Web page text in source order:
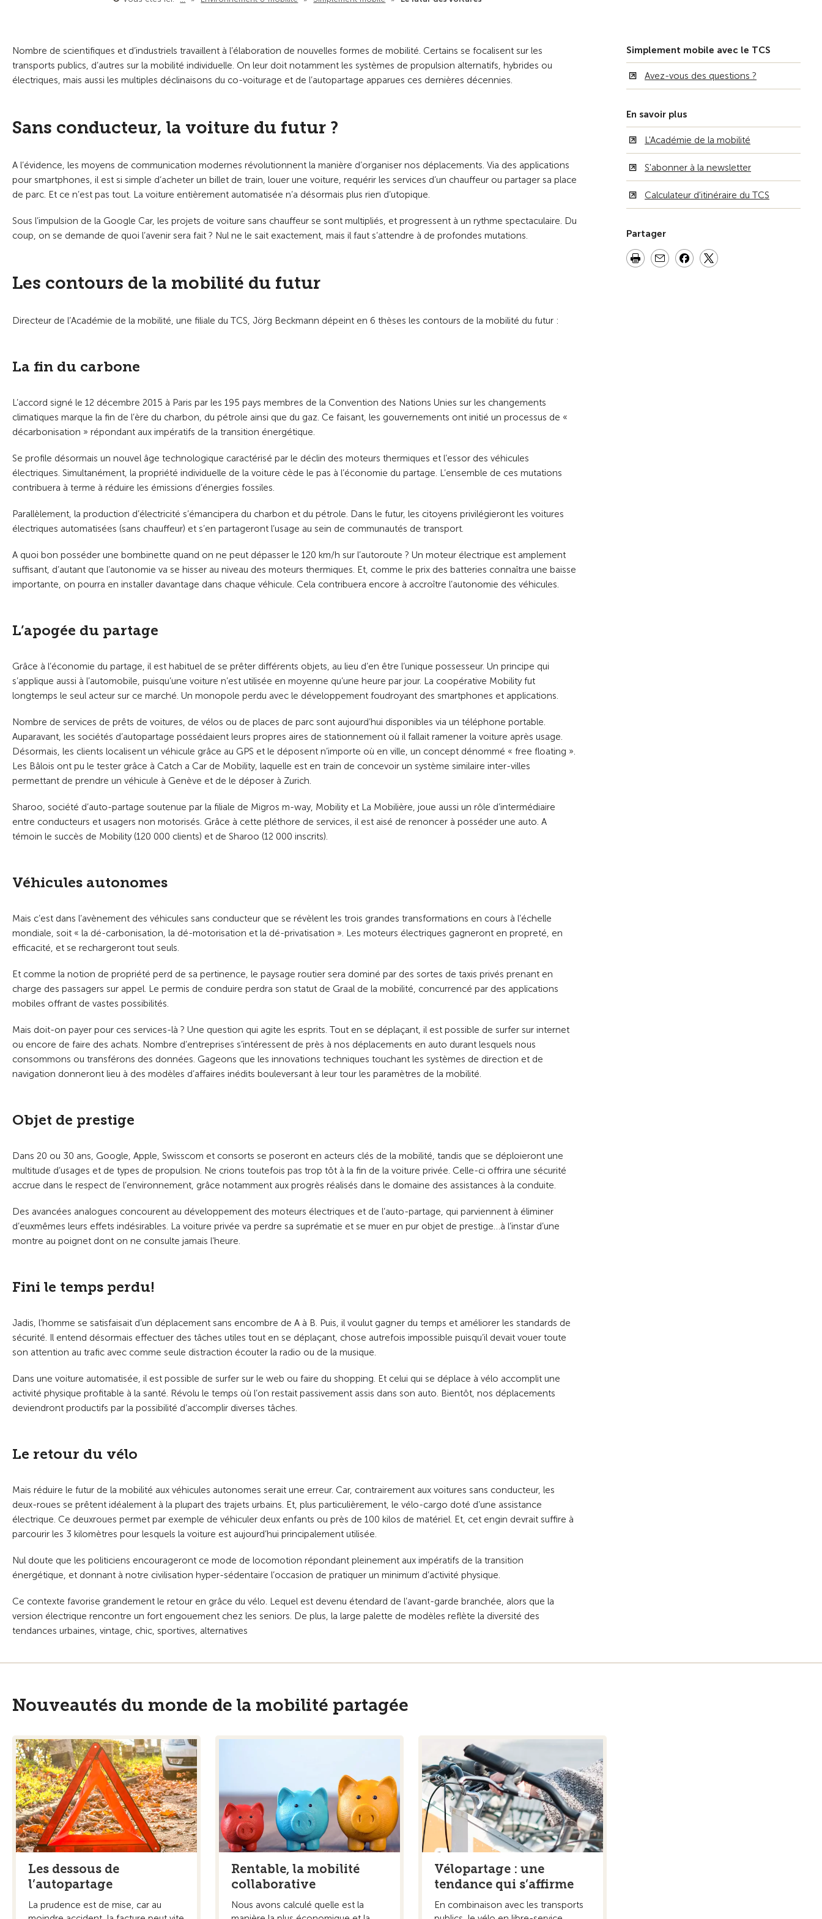
Nombre de scientifiques et d’industriels travaillent à l’élaboration de nouvelles formes de mobilité. Certains se focalisent sur les
transports publics, d’autres sur la mobilité individuelle. On leur doit notamment les systèmes de propulsion alternatifs, hybrides ou
électriques, mais aussi les multiples déclinaisons du co-voiturage et de l’autopartage apparues ces dernières décennies.
Sans conducteur, la voiture du futur ?
A l’évidence, les moyens de communication modernes révolutionnent la manière d’organiser nos déplacements. Via des applications
pour smartphones, il est si simple d‘acheter un billet de train, louer une voiture, requérir les services d’un chauffeur ou partager sa place
de parc. Et ce n’est pas tout. La voiture entièrement automatisée n’a désormais plus rien d’utopique.
Sous l’impulsion de la Google Car, les projets de voiture sans chauffeur se sont multipliés, et progressent à un rythme spectaculaire. Du
coup, on se demande de quoi l’avenir sera fait ? Nul ne le sait exactement, mais il faut s’attendre à de profondes mutations.
Les contours de la mobilité du futur
Directeur de l’Académie de la mobilité, une filiale du TCS, Jörg Beckmann dépeint en 6 thèses les contours de la mobilité du futur :
La fin du carbone
L’accord signé le 12 décembre 2015 à Paris par les 195 pays membres de la Convention des Nations Unies sur les changements
climatiques marque la fin de l’ère du charbon, du pétrole ainsi que du gaz. Ce faisant, les gouvernements ont initié un processus de «
décarbonisation » répondant aux impératifs de la transition énergétique.
Se profile désormais un nouvel âge technologique caractérisé par le déclin des moteurs thermiques et l’essor des véhicules
électriques. Simultanément, la propriété individuelle de la voiture cède le pas à l’économie du partage. L’ensemble de ces mutations
contribuera à terme à réduire les émissions d’énergies fossiles.
Parallèlement, la production d’électricité s’émancipera du charbon et du pétrole. Dans le futur, les citoyens privilégieront les voitures
électriques automatisées (sans chauffeur) et s’en partageront l’usage au sein de communautés de transport.
A quoi bon posséder une bombinette quand on ne peut dépasser le 120 km/h sur l’autoroute ? Un moteur électrique est amplement
suffisant, d’autant que l’autonomie va se hisser au niveau des moteurs thermiques. Et, comme le prix des batteries connaîtra une baisse
importante, on pourra en installer davantage dans chaque véhicule. Cela contribuera encore à accroître l’autonomie des véhicules.
L’apogée du partage
Grâce à l’économie du partage, il est habituel de se prêter différents objets, au lieu d’en être l’unique possesseur. Un principe qui
s’applique aussi à l’automobile, puisqu’une voiture n’est utilisée en moyenne qu’une heure par jour. La coopérative Mobility fut
longtemps le seul acteur sur ce marché. Un monopole perdu avec le développement foudroyant des smartphones et applications.
Nombre de services de prêts de voitures, de vélos ou de places de parc sont aujourd’hui disponibles via un téléphone portable.
Auparavant, les sociétés d’autopartage possédaient leurs propres aires de stationnement où il fallait ramener la voiture après usage.
Désormais, les clients localisent un véhicule grâce au GPS et le déposent n’importe où en ville, un concept dénommé « free floating ».
Les Bâlois ont pu le tester grâce à Catch a Car de Mobility, laquelle est en train de concevoir un système similaire inter-villes
permettant de prendre un véhicule à Genève et de le déposer à Zurich.
Sharoo, société d’auto-partage soutenue par la filiale de Migros m-way, Mobility et La Mobilière, joue aussi un rôle d’intermédiaire
entre conducteurs et usagers non motorisés. Grâce à cette pléthore de services, il est aisé de renoncer à posséder une auto. A
témoin le succès de Mobility (120 000 clients) et de Sharoo (12 000 inscrits).
Véhicules autonomes
Mais c’est dans l’avènement des véhicules sans conducteur que se révèlent les trois grandes transformations en cours à l’échelle
mondiale, soit « la dé-carbonisation, la dé-motorisation et la dé-privatisation ». Les moteurs électriques gagneront en propreté, en
efficacité, et se rechargeront tout seuls.
Et comme la notion de propriété perd de sa pertinence, le paysage routier sera dominé par des sortes de taxis privés prenant en
charge des passagers sur appel. Le permis de conduire perdra son statut de Graal de la mobilité, concurrencé par des applications
mobiles offrant de vastes possibilités.
Mais doit-on payer pour ces services-là ? Une question qui agite les esprits. Tout en se déplaçant, il est possible de surfer sur internet
ou encore de faire des achats. Nombre d’entreprises s’intéressent de près à nos déplacements en auto durant lesquels nous
consommons ou transférons des données. Gageons que les innovations techniques touchant les systèmes de direction et de
navigation donneront lieu à des modèles d’affaires inédits bouleversant à leur tour les paramètres de la mobilité.
Objet de prestige
Dans 20 ou 30 ans, Google, Apple, Swisscom et consorts se poseront en acteurs clés de la mobilité, tandis que se déploieront une
multitude d’usages et de types de propulsion. Ne crions toutefois pas trop tôt à la fin de la voiture privée. Celle-ci offrira une sécurité
accrue dans le respect de l’environnement, grâce notamment aux progrès réalisés dans le domaine des assistances à la conduite.
Des avancées analogues concourent au développement des moteurs électriques et de l’auto-partage, qui parviennent à éliminer
d’euxmêmes leurs effets indésirables. La voiture privée va perdre sa suprématie et se muer en pur objet de prestige…à l’instar d’une
montre au poignet dont on ne consulte jamais l’heure.
Fini le temps perdu!
Jadis, l’homme se satisfaisait d’un déplacement sans encombre de A à B. Puis, il voulut gagner du temps et améliorer les standards de
sécurité. Il entend désormais effectuer des tâches utiles tout en se déplaçant, chose autrefois impossible puisqu’il devait vouer toute
son attention au trafic avec comme seule distraction écouter la radio ou de la musique.
Dans une voiture automatisée, il est possible de surfer sur le web ou faire du shopping. Et celui qui se déplace à vélo accomplit une
activité physique profitable à la santé. Révolu le temps où l’on restait passivement assis dans son auto. Bientôt, nos déplacements
deviendront productifs par la possibilité d’accomplir diverses tâches.
Le retour du vélo
Mais réduire le futur de la mobilité aux véhicules autonomes serait une erreur. Car, contrairement aux voitures sans conducteur, les
deux-roues se prêtent idéalement à la plupart des trajets urbains. Et, plus particulièrement, le vélo-cargo doté d’une assistance
électrique. Ce deuxroues permet par exemple de véhiculer deux enfants ou près de 100 kilos de matériel. Et, cet engin devrait suffire à
parcourir les 3 kilomètres pour lesquels la voiture est aujourd’hui principalement utilisée.
Nul doute que les politiciens encourageront ce mode de locomotion répondant pleinement aux impératifs de la transition
énergétique, et donnant à notre civilisation hyper-sédentaire l’occasion de pratiquer un minimum d’activité physique.
Ce contexte favorise grandement le retour en grâce du vélo. Lequel est devenu étendard de l’avant-garde branchée, alors que la
version électrique rencontre un fort engouement chez les seniors. De plus, la large palette de modèles reflète la diversité des
tendances urbaines, vintage, chic, sportives, alternatives
Simplement mobile avec le TCS
Avez-vous des questions ?
En savoir plus
L'Académie de la mobilité
S'abonner à la newsletter
Calculateur d'itinéraire du TCS
Partager
Nouveautés du monde de la mobilité partagée
Les dessous de
l’autopartage
La prudence est de mise, car au
Rentable, la mobilité
collaborative
Nous avons calculé quelle est la
Vélopartage : une
tendance qui s’affirme
En combinaison avec les transports